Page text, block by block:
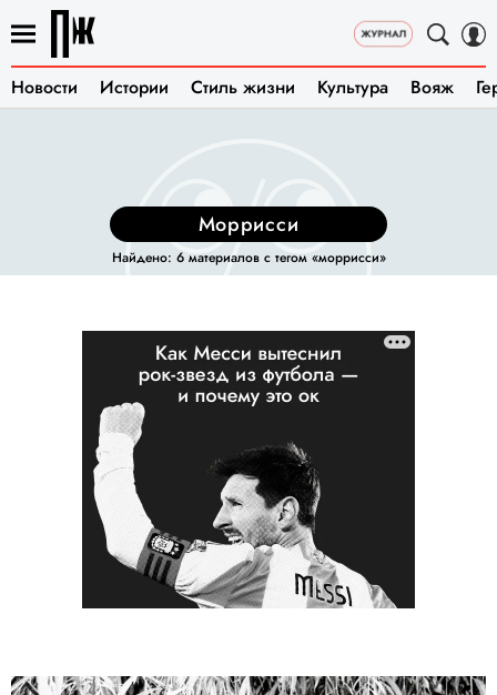
Новости Истории Стиль жизни Культура Вояж
моррисси
Найдено: 6 материалов с тегом «моррисси»